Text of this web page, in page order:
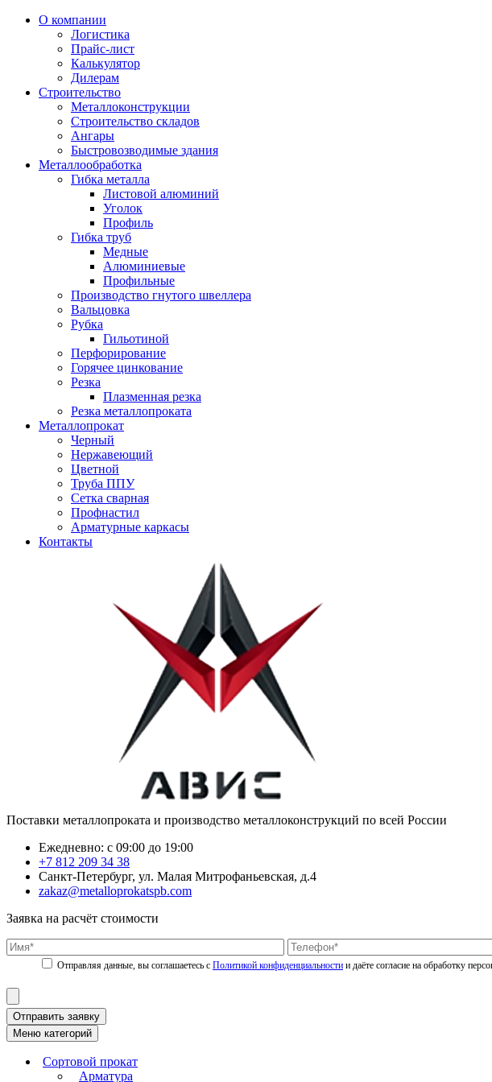
О компании
Логистика
Прайс-лист
Калькулятор
Дилерам
Строительство
Металлоконструкции
Строительство складов
Ангары
Быстровозводимые здания
Металлообработка
Гибка металла
Листовой алюминий
Уголок
Профиль
Гибка труб
Медные
Алюминиевые
Профильные
Производство гнутого швеллера
Вальцовка
Рубка
Гильотиной
Перфорирование
Горячее цинкование
Резка
Плазменная резка
Резка металлопроката
Металлопрокат
Черный
Нержавеющий
Цветной
Труба ППУ
Сетка сварная
Профнастил
Арматурные каркасы
Контакты
Поставки металлопроката и производство металлоконструкций по всей России
Ежедневно: с 09:00 до 19:00
+7 812 209 34 38
Санкт-Петербург, ул. Малая Митрофаньевская, д.4
zakaz@metalloprokatspb.com
Заявка на расчёт стоимости
Политикой конфиденциальности
Отправить заявку
Меню категорий
Сортовой прокат
Арматура